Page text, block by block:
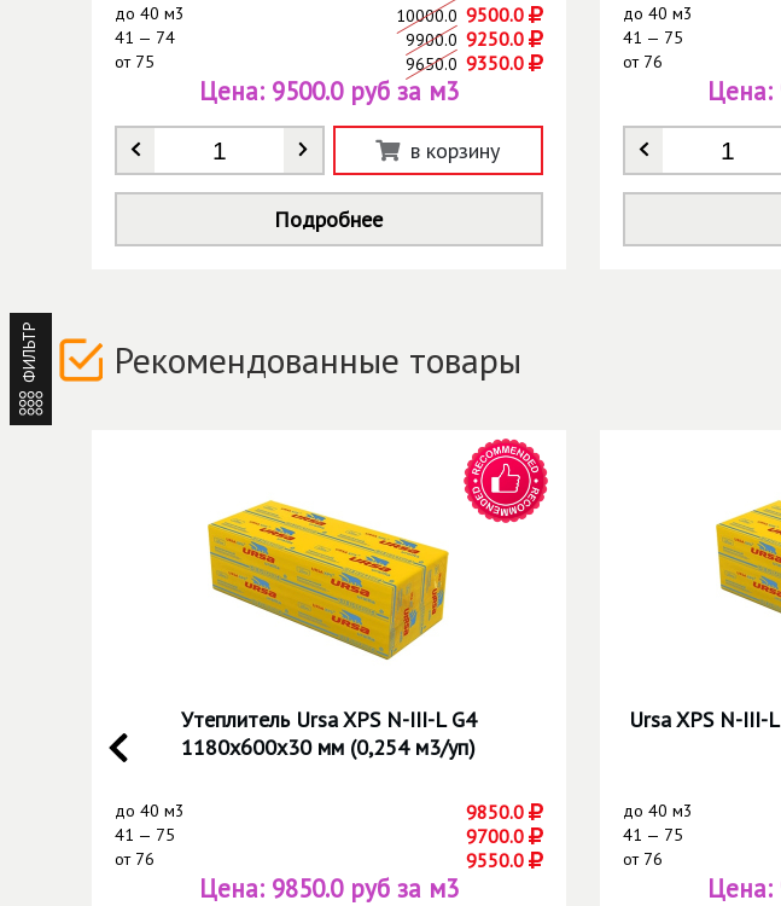
ФИЛЬТР
до 40 м3 10000.0 9500.0
41 — 74 9900.0 9250.0
от75 9650.0 9350.0
Количество *
Цена: 9500.0 руб за м3
в корзину
Подробнее
до 40 м3
41 — 75
от76
Цена:
Рекомендованные товары
Утеплитель Ursa XPS N-III-L G4
1180х600х30 мм (0,254 м3/уп)
до 40 м3 9850.0
41 — 75 9700.0
от76 9550.0
Цена: 9850.0 руб за м3
Ursa XPS N-
до 40 м3
41 — 75
от76
Цена: